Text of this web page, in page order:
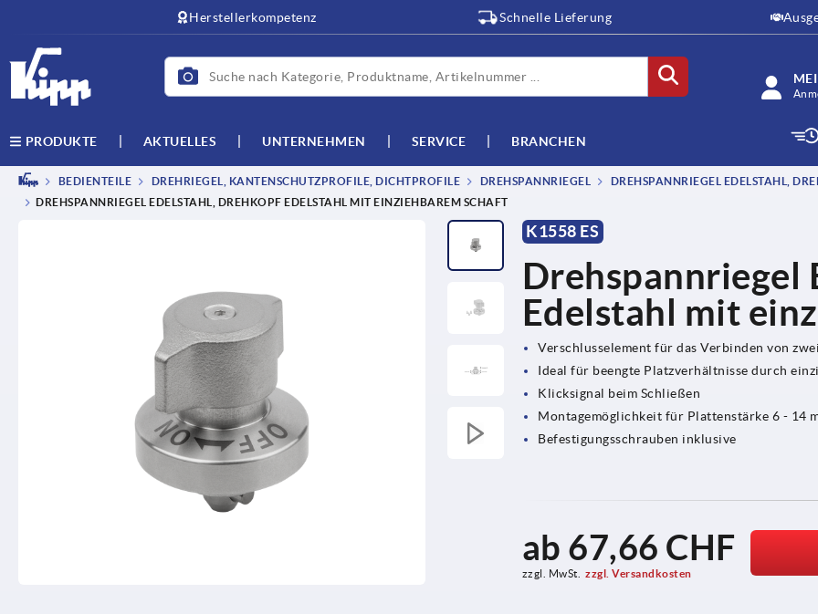
Herstellerkompetenz Schnelle Lieferung
PRODUKTE AKTUELLES UNTERNEHMEN SERVICE BRANCHEN
BEDIENTEILE DREHRIEGEL, KANTENSCHUTZPROFILE, DICHTPROFILE DREHSPANNRIEGEL
DREHSPANNRIEGEL EDELSTAHL,
DREHSPANNRIEGEL EDELSTAHL, DREHKOPF EDELSTAHL MIT EINZIEHBAREM SCHAFT
K1558 ES
Drehspannriegel
Edelstahl mit
Verschlusselement für das Verbinden von
Ideal für beengte Platzverhältnisse durch
Klicksignal beim Schließen
Montagemöglichkeit für Plattenstärke 6 - 14
Befestigungsschrauben inklusive
ab 67,66 CHF
zzgl. MwSt. zzgl. Versandkosten